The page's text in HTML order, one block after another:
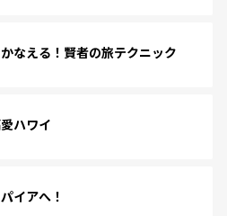
なえる！賢者の旅テクニック
ハワイ
イアへ！